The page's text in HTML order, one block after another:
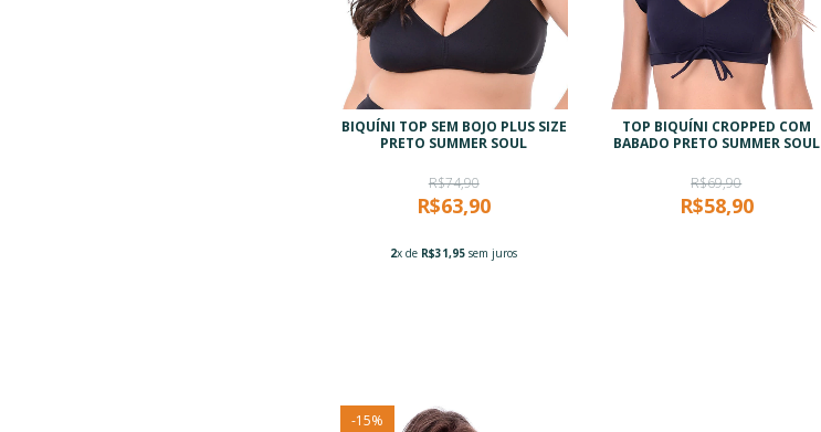
BIQUÍNI TOP SEM BOJO PLUS SIZE
PRETO SUMMER SOUL
R$74,90
R$63,90
2x de R$31,95 sem juros
TOP BIQUÍNI CROPPED COM
BABADO PRETO SUMMER SOUL
R$69,90
R$58,90
-15%